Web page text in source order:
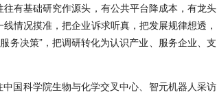
有基础研究作源头，有公共平台降成本，有龙头
情况摸准，把企业诉求听真，把发展规律想透，
务决策”，把调研转化为认识产业、服务企业、支
国科学院生物与化学交叉中心、智元机器人采访